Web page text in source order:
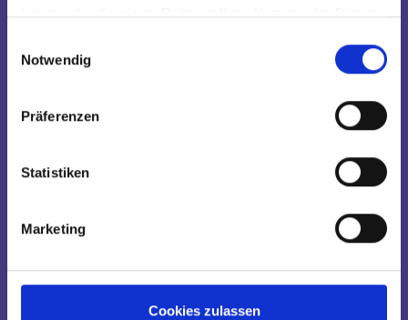
haben oder die sie im Rahmen Ihrer Nutzung der Dienste
Notwendig
Präferenzen
Statistiken
Marketing
Cookies zulassen